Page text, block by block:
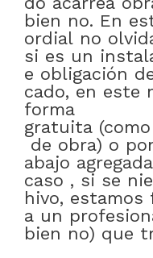
bien no. En
ordial no
si es un
e obligación
cado, en este
forma
gratuita (como
de obra) o
abajo agregada
caso , si se
hivo, estamos
a un
bien no) que